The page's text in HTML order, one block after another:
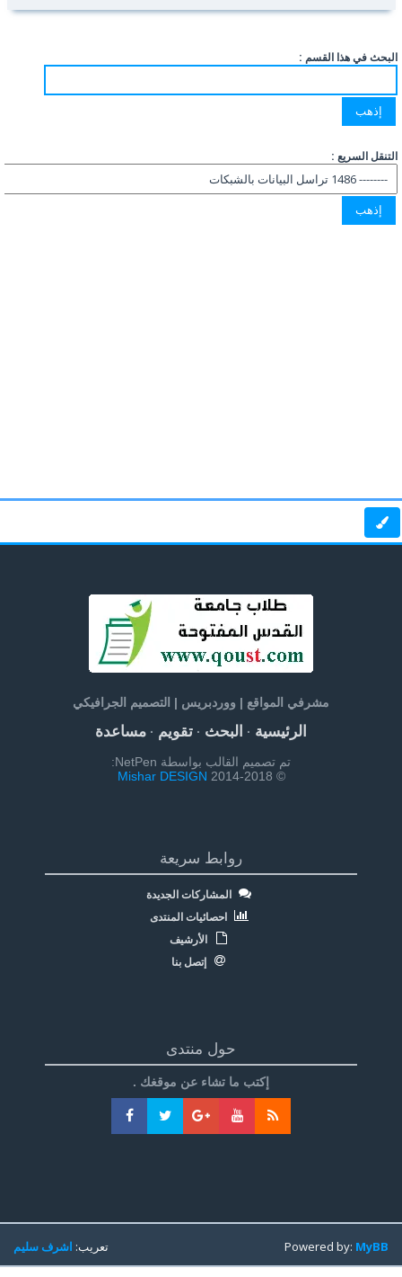
البحث في هذا القسم :
التنقل السريع :
مشرفي المواقع | ووردبريس | التصميم الجرافيكي
الرئيسية· البحث· تقويم· مساعدة
تم تصميم القالب بواسطة NetPen:
© 2014-2018
Mishar DESIGN
روابط سريعة
المشاركات الجديدة
احصائيات المنتدى
الأرشيف
إتصل بنا
حول منتدى
إكتب ما تشاء عن موقغك .
تعريب:اشرف سليم Powered by:MyBB